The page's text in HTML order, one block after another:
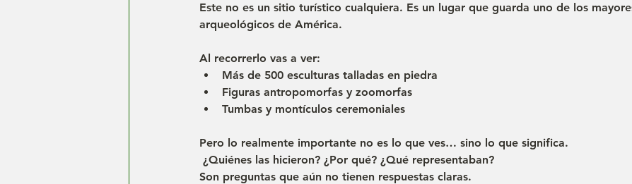
Este no es un sitio turístico cualquiera. Es un lugar que guarda uno de los
arqueológicos de América.
Al recorrerlo vas a ver:
Más de 500 esculturas talladas en piedra
Figuras antropomorfas y zoomorfas
Tumbas y montículos ceremoniales
Pero lo realmente importante no es lo que ves… sino lo que significa.
¿Quiénes las hicieron? ¿Por qué? ¿Qué representaban?
Son preguntas que aún no tienen respuestas claras.